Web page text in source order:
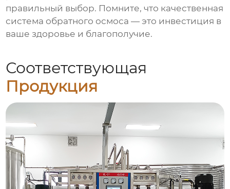
правильный выбор. Помните, что качественная
система обратного осмоса — это инвестиция в
ваше здоровье и благополучие.
Соответствующая
Продукция